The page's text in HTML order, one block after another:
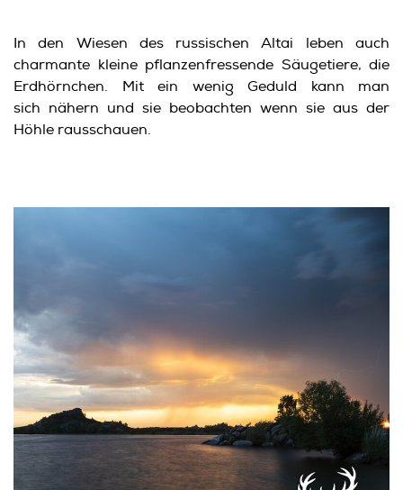
In den Wiesen des russischen Altai leben auch
charmante kleine pflanzenfressende Säugetiere, die
Erdhörnchen. Mit ein wenig Geduld kann man
sich nähern und sie beobachten wenn sie aus der
Höhle rausschauen.